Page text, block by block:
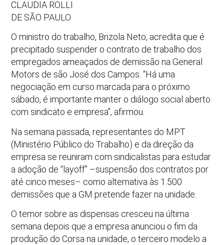
CLAUDIA ROLLI
DE SÃO PAULO
O ministro do trabalho, Brizola Neto, acredita que é
precipitado suspender o contrato de trabalho dos
empregados ameaçados de demissão na General
Motors de são José dos Campos. “Há uma
negociação em curso marcada para o próximo
sábado, é importante manter o diálogo social aberto
com sindicato e empresa”, afirmou.
Na semana passada, representantes do MPT
(Ministério Público do Trabalho) e da direção da
empresa se reuniram com sindicalistas para estudar
a adoção de “layoff” –suspensão dos contratos por
até cinco meses– como alternativa às 1.500
demissões que a GM pretende fazer na unidade.
O temor sobre as dispensas cresceu na última
semana depois que a empresa anunciou o fim da
produção do Corsa na unidade, o terceiro modelo a